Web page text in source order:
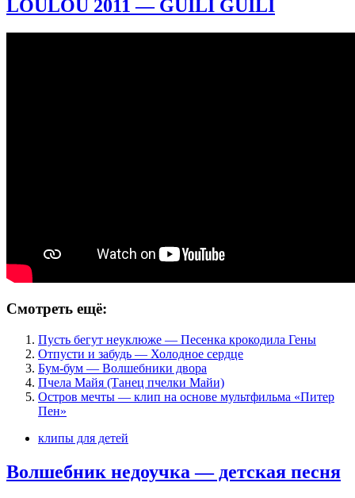
LOULOU 2011 — GUILI GUILI
Смотреть ещё:
Пусть бегут неуклюже — Песенка крокодила Гены
Отпусти и забудь — Холодное сердце
Бум-бум — Волшебники двора
Пчела Майя (Танец пчелки Майи)
Остров мечты — клип на основе мультфильма «Питер
Пен»
клипы для детей
Волшебник недоучка — детская песня